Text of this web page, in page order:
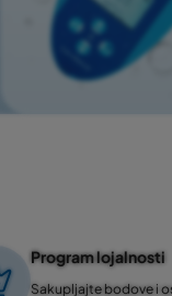
Program lojalnosti
Sakupljajte bodove i